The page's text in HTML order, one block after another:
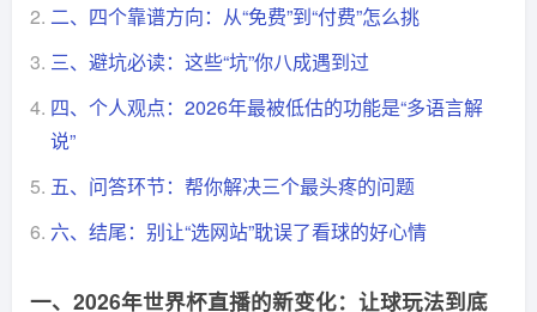
2. 二、四个靠谱方向：从“免费”到“付费”怎么挑
3. 三、避坑必读：这些“坑”你八成遇到过
4. 四、个人观点：2026年最被低估的功能是“多语言解
说”
5. 五、问答环节：帮你解决三个最头疼的问题
6. 六、结尾：别让“选网站”耽误了看球的好心情
一、2026年世界杯直播的新变化：让球玩法到底